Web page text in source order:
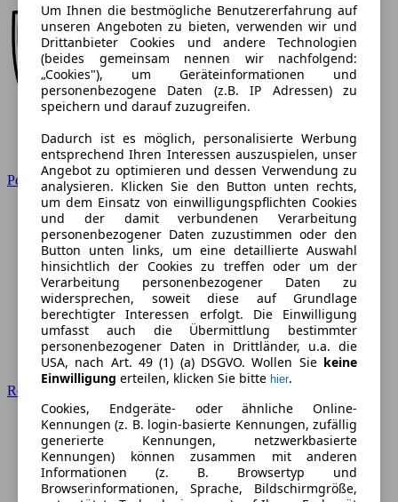
Peugeot
Renault
Um Ihnen die bestmögliche Benutzererfahrung auf
unseren Angeboten zu bieten, verwenden wir und
Drittanbieter Cookies und andere Technologien
(beides gemeinsam nennen wir nachfolgend:
„Cookies"), um Geräteinformationen und
personenbezogene Daten (z.B. IP Adressen) zu
speichern und darauf zuzugreifen.
Dadurch ist es möglich, personalisierte Werbung
entsprechend Ihren Interessen auszuspielen, unser
Angebot zu optimieren und dessen Verwendung zu
analysieren. Klicken Sie den Button unten rechts,
um dem Einsatz von einwilligungspflichten Cookies
und der damit verbundenen Verarbeitung
personenbezogener Daten zuzustimmen oder den
Button unten links, um eine detaillierte Auswahl
hinsichtlich der Cookies zu treffen oder um der
Verarbeitung personenbezogener Daten zu
widersprechen, soweit diese auf Grundlage
berechtigter Interessen erfolgt. Die Einwilligung
umfasst auch die Übermittlung bestimmter
personenbezogener Daten in Drittländer, u.a. die
USA, nach Art. 49 (1) (a) DSGVO. Wollen Sie keine
Einwilligung erteilen, klicken Sie bitte hier.
Cookies, Endgeräte- oder ähnliche Online-
Kennungen (z. B. login-basierte Kennungen, zufällig
generierte Kennungen, netzwerkbasierte
Kennungen) können zusammen mit anderen
Informationen (z. B. Browsertyp und
Browserinformationen, Sprache, Bildschirmgröße,